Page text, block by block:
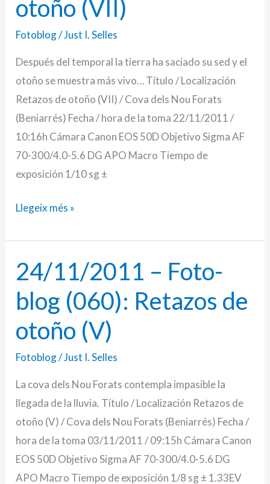
otoño (VII)
Fotoblog/Just I. Selles
Después del temporal la tierra ha saciado su sed y el
otoño se muestra más vivo… Título / Localización
Retazos de otoño (VII) / Cova dels Nou Forats
(Beniarrés) Fecha / hora de la toma 22/11/2011 /
10:16h Cámara Canon EOS 50D Objetivo Sigma AF
70-300/4.0-5.6 DG APO Macro Tiempo de
exposición 1/10 sg ±
(066):
Retazos
de
otoño
(VII)
Llegeix més »
24/11/2011 – Foto-
blog (060): Retazos de
otoño (V)
Fotoblog/Just I. Selles
La cova dels Nou Forats contempla impasible la
llegada de la lluvia. Título / Localización Retazos de
otoño (V) / Cova dels Nou Forats (Beniarrés) Fecha /
hora de la toma 03/11/2011 / 09:15h Cámara Canon
EOS 50D Objetivo Sigma AF 70-300/4.0-5.6 DG
APO Macro Tiempo de exposición 1/8 sg ± 1.33EV
24/11/2011
–
Foto-
blog
(060):
Retazos
de
otoño